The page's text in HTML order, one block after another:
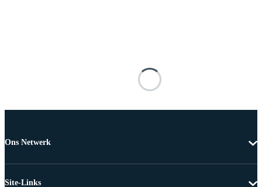
Ons Netwerk
Site-Links